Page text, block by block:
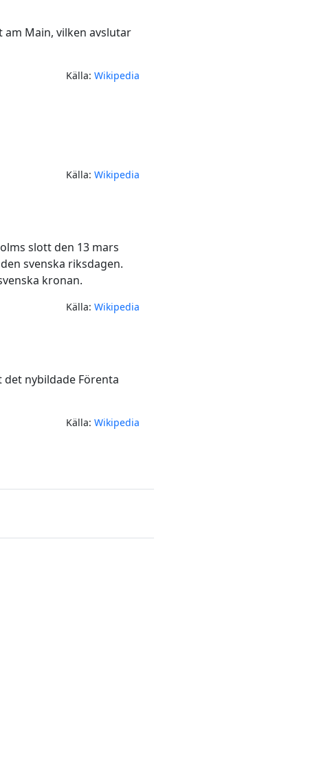
Main, vilken avslutar
Källa: Wikipedia
Källa: Wikipedia
slott den 13 mars
svenska riksdagen.
kronan.
Källa: Wikipedia
nybildade Förenta
Källa: Wikipedia